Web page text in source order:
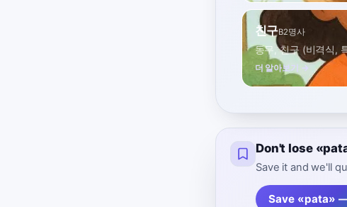
친구B2명사
동무, 친구 (비격식,
더 알아보기 →
Don't lose
Save it and we'll
Save «pata»